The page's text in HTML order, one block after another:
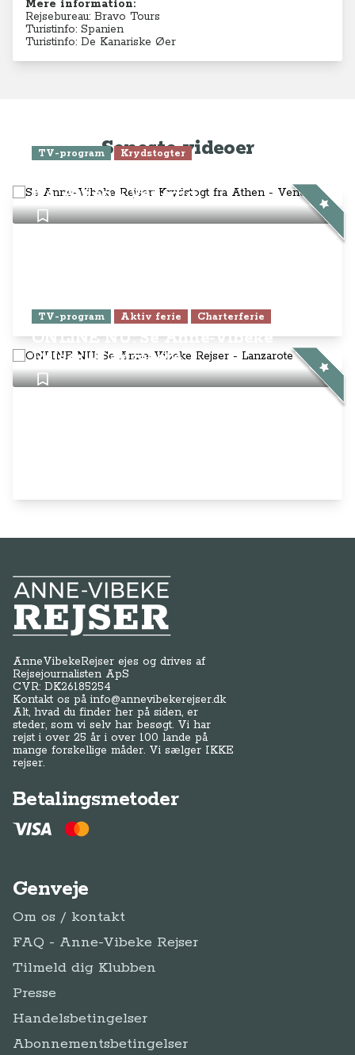
Mere information:
Rejsebureau: Bravo Tours
Turistinfo: Spanien
Turistinfo: De Kanariske Øer
Seneste videoer
TV-program Krydstogter
fra Athen - Venedig
TV-program Aktiv ferie Charterferie
ONLINE NU: Se Anne-Vibeke
Rejser - Lanzarote
Anne-Vibeke Rejser
AnneVibekeRejser ejes og drives af
Rejsejournalisten ApS
CVR: DK26185254
Kontakt os påinfo@annevibekerejser.dk
Alt, hvad du finder her på siden, er
steder, som vi selv har besøgt. Vi har
rejst i over 25 år i over 100 lande på
mange forskellige måder. Vi sælger IKKE
rejser.
Betalingsmetoder
Genveje
Om os / kontakt
FAQ - Anne-Vibeke Rejser
Tilmeld dig Klubben
Presse
Handelsbetingelser
Abonnementsbetingelser